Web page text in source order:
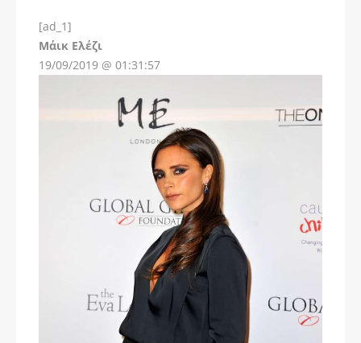
[ad_1]
Μάικ Ελέζι
19/09/2019 @ 01:31:57